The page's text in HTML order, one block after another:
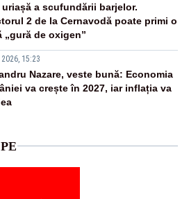
uriașă a scufundării barjelor.
2 de la Cernavodă poate primi o
„gură de oxigen”
15:23
Nazare, veste bună: Economia
va crește în 2027, iar inflația va